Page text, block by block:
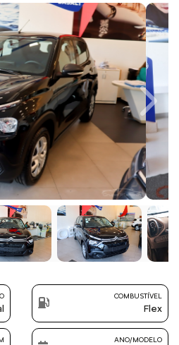
Next
COMBUSTÍVEL
Flex
ANO/MODELO